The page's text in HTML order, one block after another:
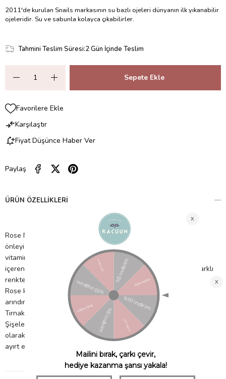
2011'de kurulan Snails markasının su bazlı ojeleri dünyanın ilk yıkanabilir
ojeleridir. Su ve sabunla kolayca çıkabilirler.
Tahmini Teslim Süresi:2 Gün İçinde Teslim
Favorilere Ekle
Karşılaştır
Fiyat Düşünce Haber Ver
Paylaş
ÜRÜN ÖZELLIKLERI
Rose Nail peel-off ojeleri, antibakteriyel, antioksidan, iltihap
önleyici özelliklerle sahiptir. Nemlendirme için gül suyu, C
vitamini ve H içermektedir. Tırnak sağlığı bir çok yararlı madde
içeren devrim niteliğinde, yenilikçi bir formüldür. Vegandır. 8 farklı
renkten oluşan geniş bir ürün yelpazesi vardır.
Rose koleksiyonu su bazlı, kokusuz, zararlı içeriklerden
arındırılmışdır.
Tırnaklardan kolayca soyulabilir.
Şişelerin üzerindeki fiyonklar ve çiçekler, küçük kızlar için yüzük
olarak kullanılabilecek ekstra bir şey olarak Snails markasının
ayırt edici özelliğidir.